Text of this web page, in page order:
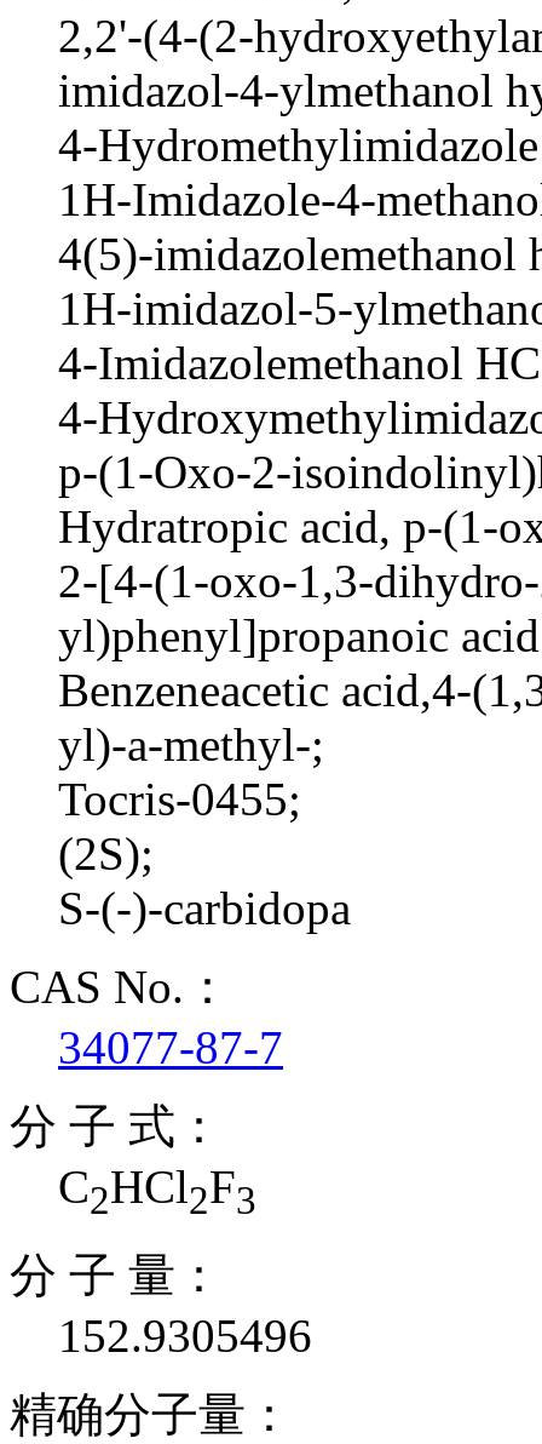
2,2'-(4-(2-
imidazol-4-ylmethanol
4-
1H-Imidazole-4-
4(5)-imidazolemethanol
1H-imidazol-5-
4-Imidazolemethanol
4-
p-(1-Oxo-2-
Hydratropic acid, p-(1-
2-[4-(1-oxo-1,3-
yl)phenyl]propanoic
Benzeneacetic acid,4-
yl)-a-methyl-;
Tocris-0455;
(2S);
S-(-)-carbidopa
CAS No.：
34077-87-7
分 子 式：
C2HCl2F3
分 子 量：
152.9305496
精确分子量：